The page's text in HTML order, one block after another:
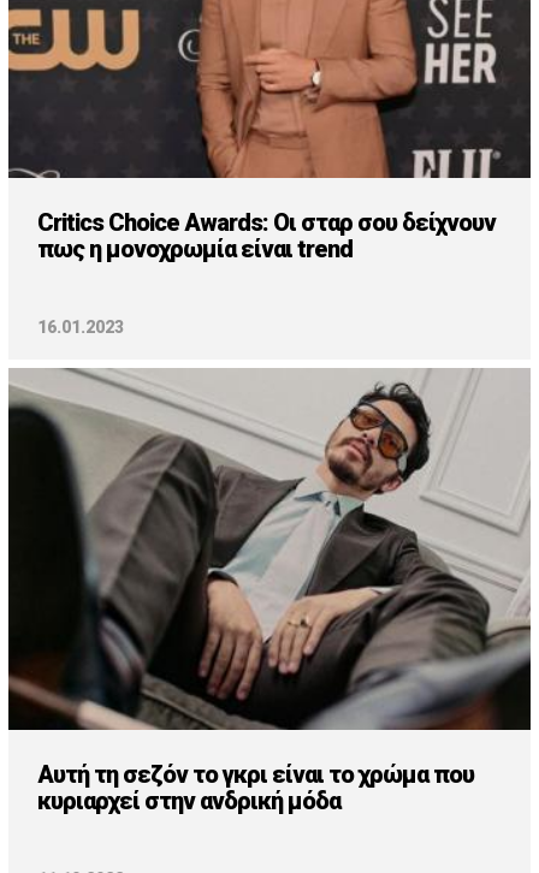
Critics Choice Awards: Οι σταρ σου δείχνουν
πως η μονοχρωμία είναι trend
16.01.2023
Αυτή τη σεζόν το γκρι είναι το χρώμα που
κυριαρχεί στην ανδρική μόδα